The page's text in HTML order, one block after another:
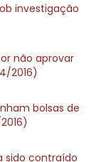
investigação
não aprovar
2016)
bolsas de
sido contraído